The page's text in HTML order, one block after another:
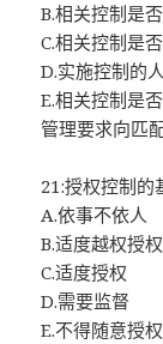
B.相关控制是
C.相关控制是
D.实施控制的
E.相关控制是
管理要求向匹
21:授权控制
A.依事不依人
B.适度越权授权
C.适度授权
D.需要监督
E.不得随意授权